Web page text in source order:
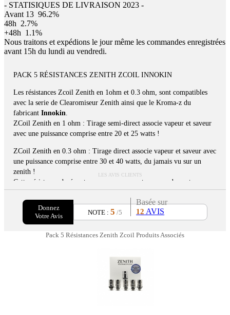
- STATISIQUES DE LIVRAISON 2023 -
Avant 13 96.2%
48h 2.7%
+48h 1.1%
Nous traitons et expédions le jour même les commandes enregistrées
avant 15h du lundi au vendredi.
PACK 5 RÉSISTANCES ZENITH ZCOIL INNOKIN
Les résistances Zcoil Zenith en 1ohm et 0.3 ohm, sont compatibles
avec la serie de Clearomiseur Zenith ainsi que le Kroma-z du
fabricant Innokin.
ZCoil Zenith en 1 ohm : Tirage semi-direct associe vapeur et saveur
avec une puissance comprise entre 20 et 25 watts !
ZCoil Zenith en 0.3 ohm : Tirage direct associe vapeur et saveur avec
une puissance comprise entre 30 et 40 watts, du jamais vu sur un
zenith !
Cette résistance dorée est conçue pour apporter un rendement
équilibré en saveurs et production de vapeur. Compatible avec les
clearomiseurs Zenith Pro, Zenith et Zlide de Innokin.
LES AVIS CLIENTS
Donnez
Votre Avis
NOTE : 5 /5
Basée sur
12 AVIS
Pack 5 Résistances Zenith Zcoil Produits Associés